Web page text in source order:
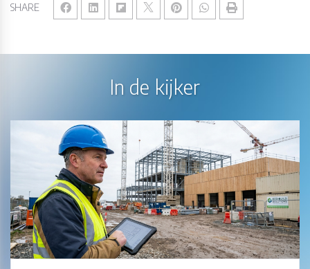
SHARE
In de kijker